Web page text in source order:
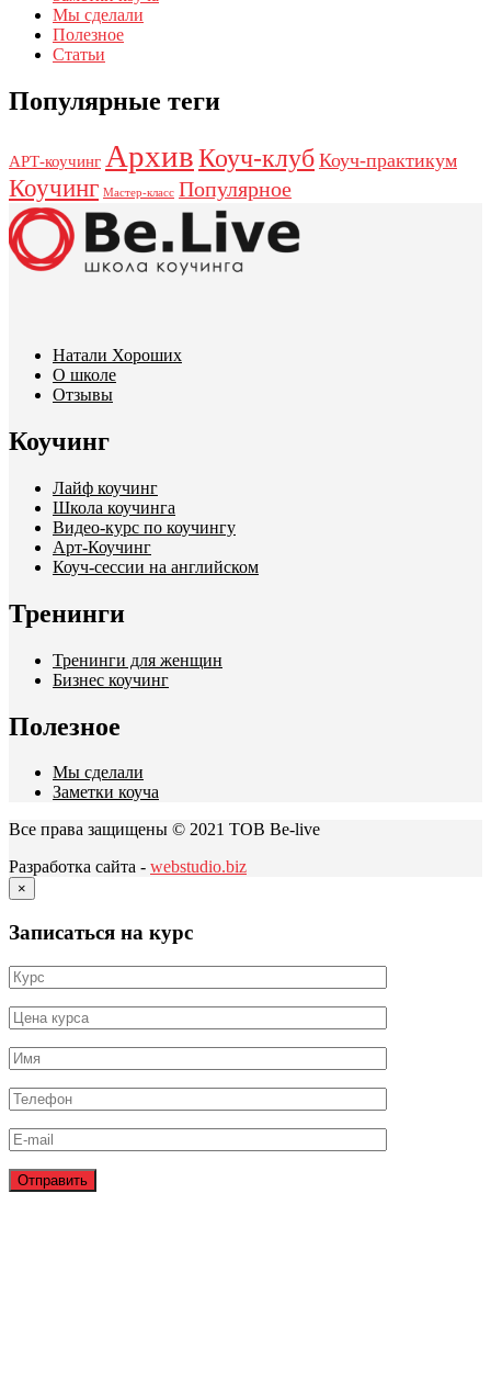
Мы сделали
Полезное
Статьи
Популярные теги
АРТ-коучинг АрхивКоуч-клуб Коуч-практикум
Коучинг Мастер-класс Популярное
Натали Хороших
О школе
Отзывы
Коучинг
Лайф коучинг
Школа коучинга
Видео-курс по коучингу
Арт-Коучинг
Коуч-сессии на английском
Тренинги
Тренинги для женщин
Бизнес коучинг
Полезное
Мы сделали
Заметки коуча
Все права защищены © 2021 ТОВ Be-live
Разработка сайта - webstudio.biz
×
Записаться на курс